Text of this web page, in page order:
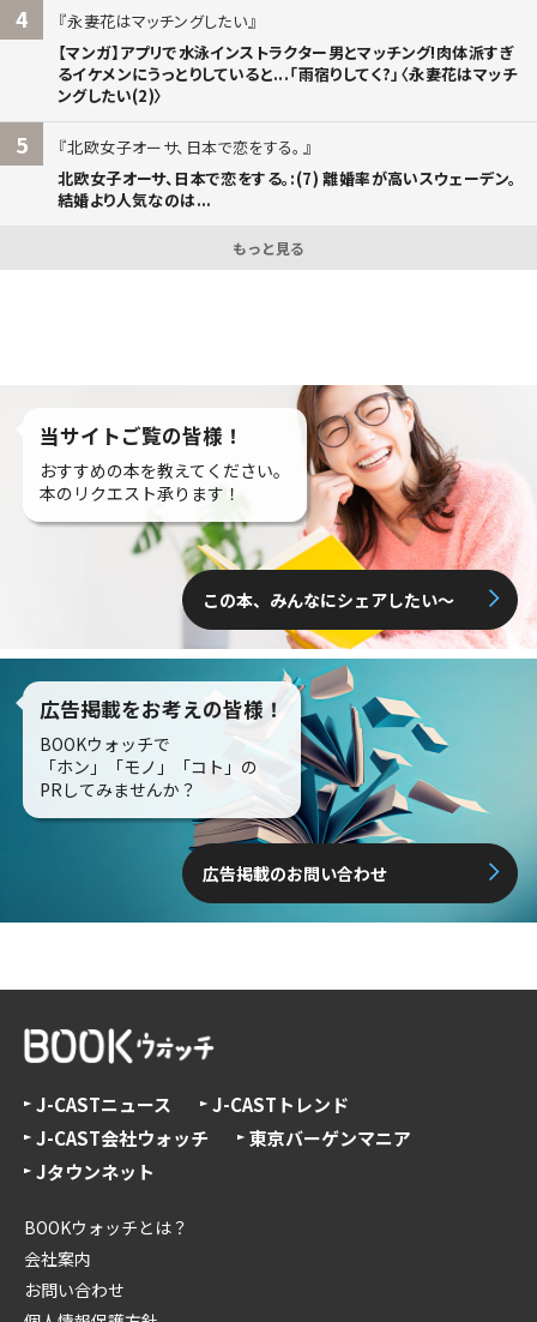
4
永妻花はマッチングしたい
【マンガ】アプリで水泳インストラクター男とマッチング!肉体派すぎ
るイケメンにうっとりしていると...「雨宿りしてく?」〈永妻花はマッチ
ングしたい(2)〉
5
北欧女子オーサ、日本で恋をする。
北欧女子オーサ、日本で恋をする。:(7) 離婚率が高いスウェーデン。
結婚より人気なのは...
もっと見る
当サイトご覧の皆様！
おすすめの本を教えてください。
本のリクエスト承ります！
この本、みんなにシェアしたい〜
広告掲載をお考えの皆様！
BOOKウォッチで
「ホン」「モノ」「コト」の
PRしてみませんか？
広告掲載のお問い合わせ
J-CASTニュース
J-CASTトレンド
J-CAST会社ウォッチ
東京バーゲンマニア
Jタウンネット
BOOKウォッチとは？
会社案内
お問い合わせ